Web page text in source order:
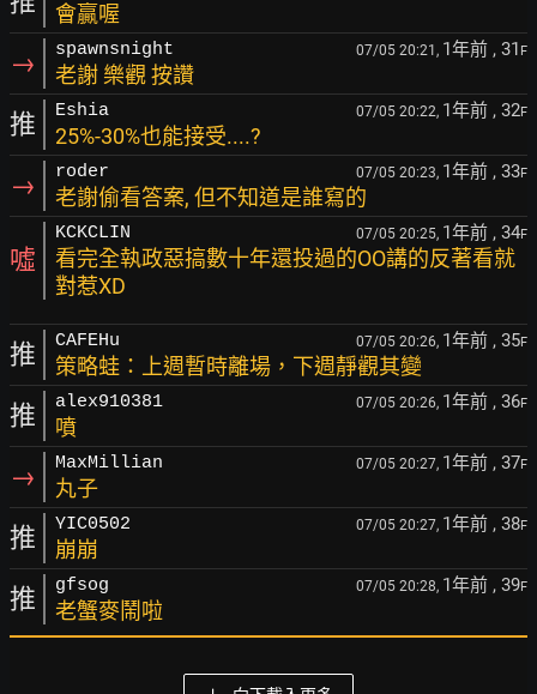
會贏喔
→ spawnsnight 07/05 20:21, 1年前 , 31 F
老謝 樂觀 按讚
推 Eshia 07/05 20:22, 1年前 , 32F
25%-30%也能接受....?
→ roder 07/05 20:23, 1年前 , 33F
老謝偷看答案, 但不知道是誰寫的
噓
KCKCLIN 07/05 20:25, 1年前 , 34F
看完全執政惡搞數十年還投過的OO講的反著看就
對惹XD
推 CAFEHu 07/05 20:26, 1年前 , 35F
策略蛙：上週暫時離場，下週靜觀其變
推 alex910381 07/05 20:26, 1年前 , 36F
噴
→ MaxMillian 07/05 20:27, 1年前 , 37F
丸子
推 YIC0502 07/05 20:27, 1年前 , 38F
崩崩
推 gfsog 07/05 20:28, 1年前 , 39F
老蟹麥鬧啦